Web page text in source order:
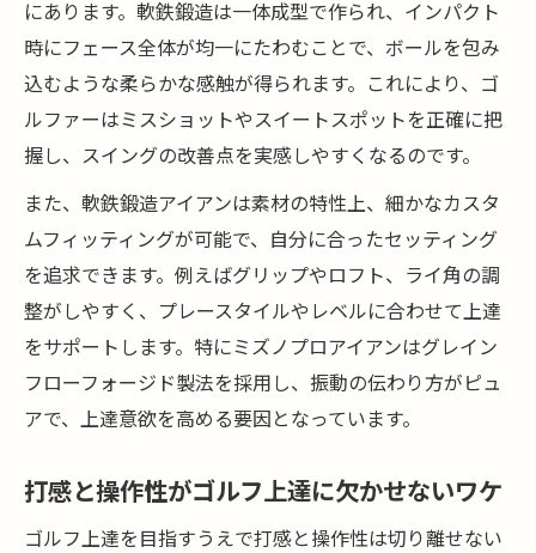
にあります。軟鉄鍛造は一体成型で作られ、インパクト
時にフェース全体が均一にたわむことで、ボールを包み
込むような柔らかな感触が得られます。これにより、ゴ
ルファーはミスショットやスイートスポットを正確に把
握し、スイングの改善点を実感しやすくなるのです。
また、軟鉄鍛造アイアンは素材の特性上、細かなカスタ
ムフィッティングが可能で、自分に合ったセッティング
を追求できます。例えばグリップやロフト、ライ角の調
整がしやすく、プレースタイルやレベルに合わせて上達
をサポートします。特にミズノプロアイアンはグレイン
フローフォージド製法を採用し、振動の伝わり方がピュ
アで、上達意欲を高める要因となっています。
打感と操作性がゴルフ上達に欠かせないワケ
ゴルフ上達を目指すうえで打感と操作性は切り離せない